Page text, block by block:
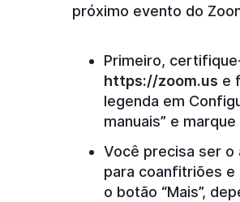
próximo evento do
Primeiro,
https://zoom.us e
legenda em
manuais” e
Você precisa ser o
para coanfitriões
o botão “Mais”,